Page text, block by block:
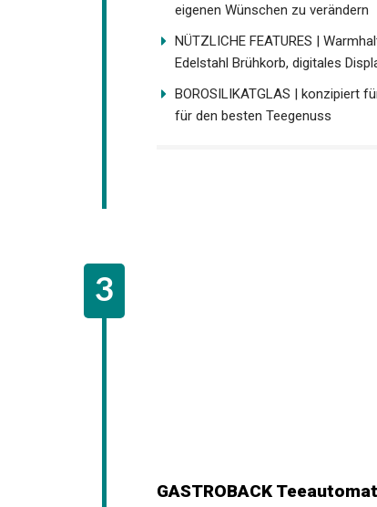
eigenen Wünschen zu verändern
NÜTZLICHE FEATURES |
Edelstahl Brühkorb, digitales
BOROSILIKATGLAS | konzipiert
für den besten Teegenuss
GASTROBACK